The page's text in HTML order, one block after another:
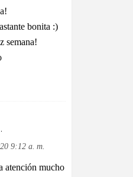
bonita :)
semana!
9:12 a. m.
atención mucho